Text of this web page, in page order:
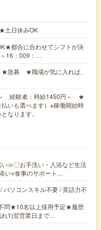
土日休みOK
都合に合わせてシフトが決
16：009：…
急募 ★職場が気に入れば、
経験者：時給1450円～ ★
いも選べます）※稼働開始時
なります。
≫〇お手洗い・入浴など生活
い○食事のサポート…
パソコンスキル不要 / 英語力不
問★10名以上採用予定★履歴
1)翌営業日まで…